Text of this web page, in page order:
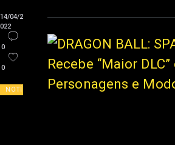
14/04/2
022
0
0
NOTÍCIAS